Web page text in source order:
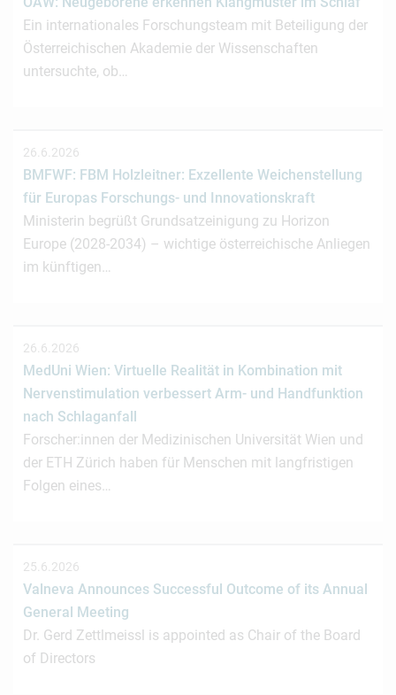
Ein internationales Forschungsteam mit Beteiligung der
Österreichischen Akademie der Wissenschaften
untersuchte, ob…
26.6.2026
BMFWF: FBM Holzleitner: Exzellente Weichenstellung
für Europas Forschungs- und Innovationskraft
Ministerin begrüßt Grundsatzeinigung zu Horizon
Europe (2028-2034) – wichtige österreichische Anliegen
im künftigen…
26.6.2026
MedUni Wien: Virtuelle Realität in Kombination mit
Nervenstimulation verbessert Arm- und Handfunktion
nach Schlaganfall
Forscher:innen der Medizinischen Universität Wien und
der ETH Zürich haben für Menschen mit langfristigen
Folgen eines…
25.6.2026
Valneva Announces Successful Outcome of its Annual
General Meeting
Dr. Gerd Zettlmeissl is appointed as Chair of the Board
of Directors